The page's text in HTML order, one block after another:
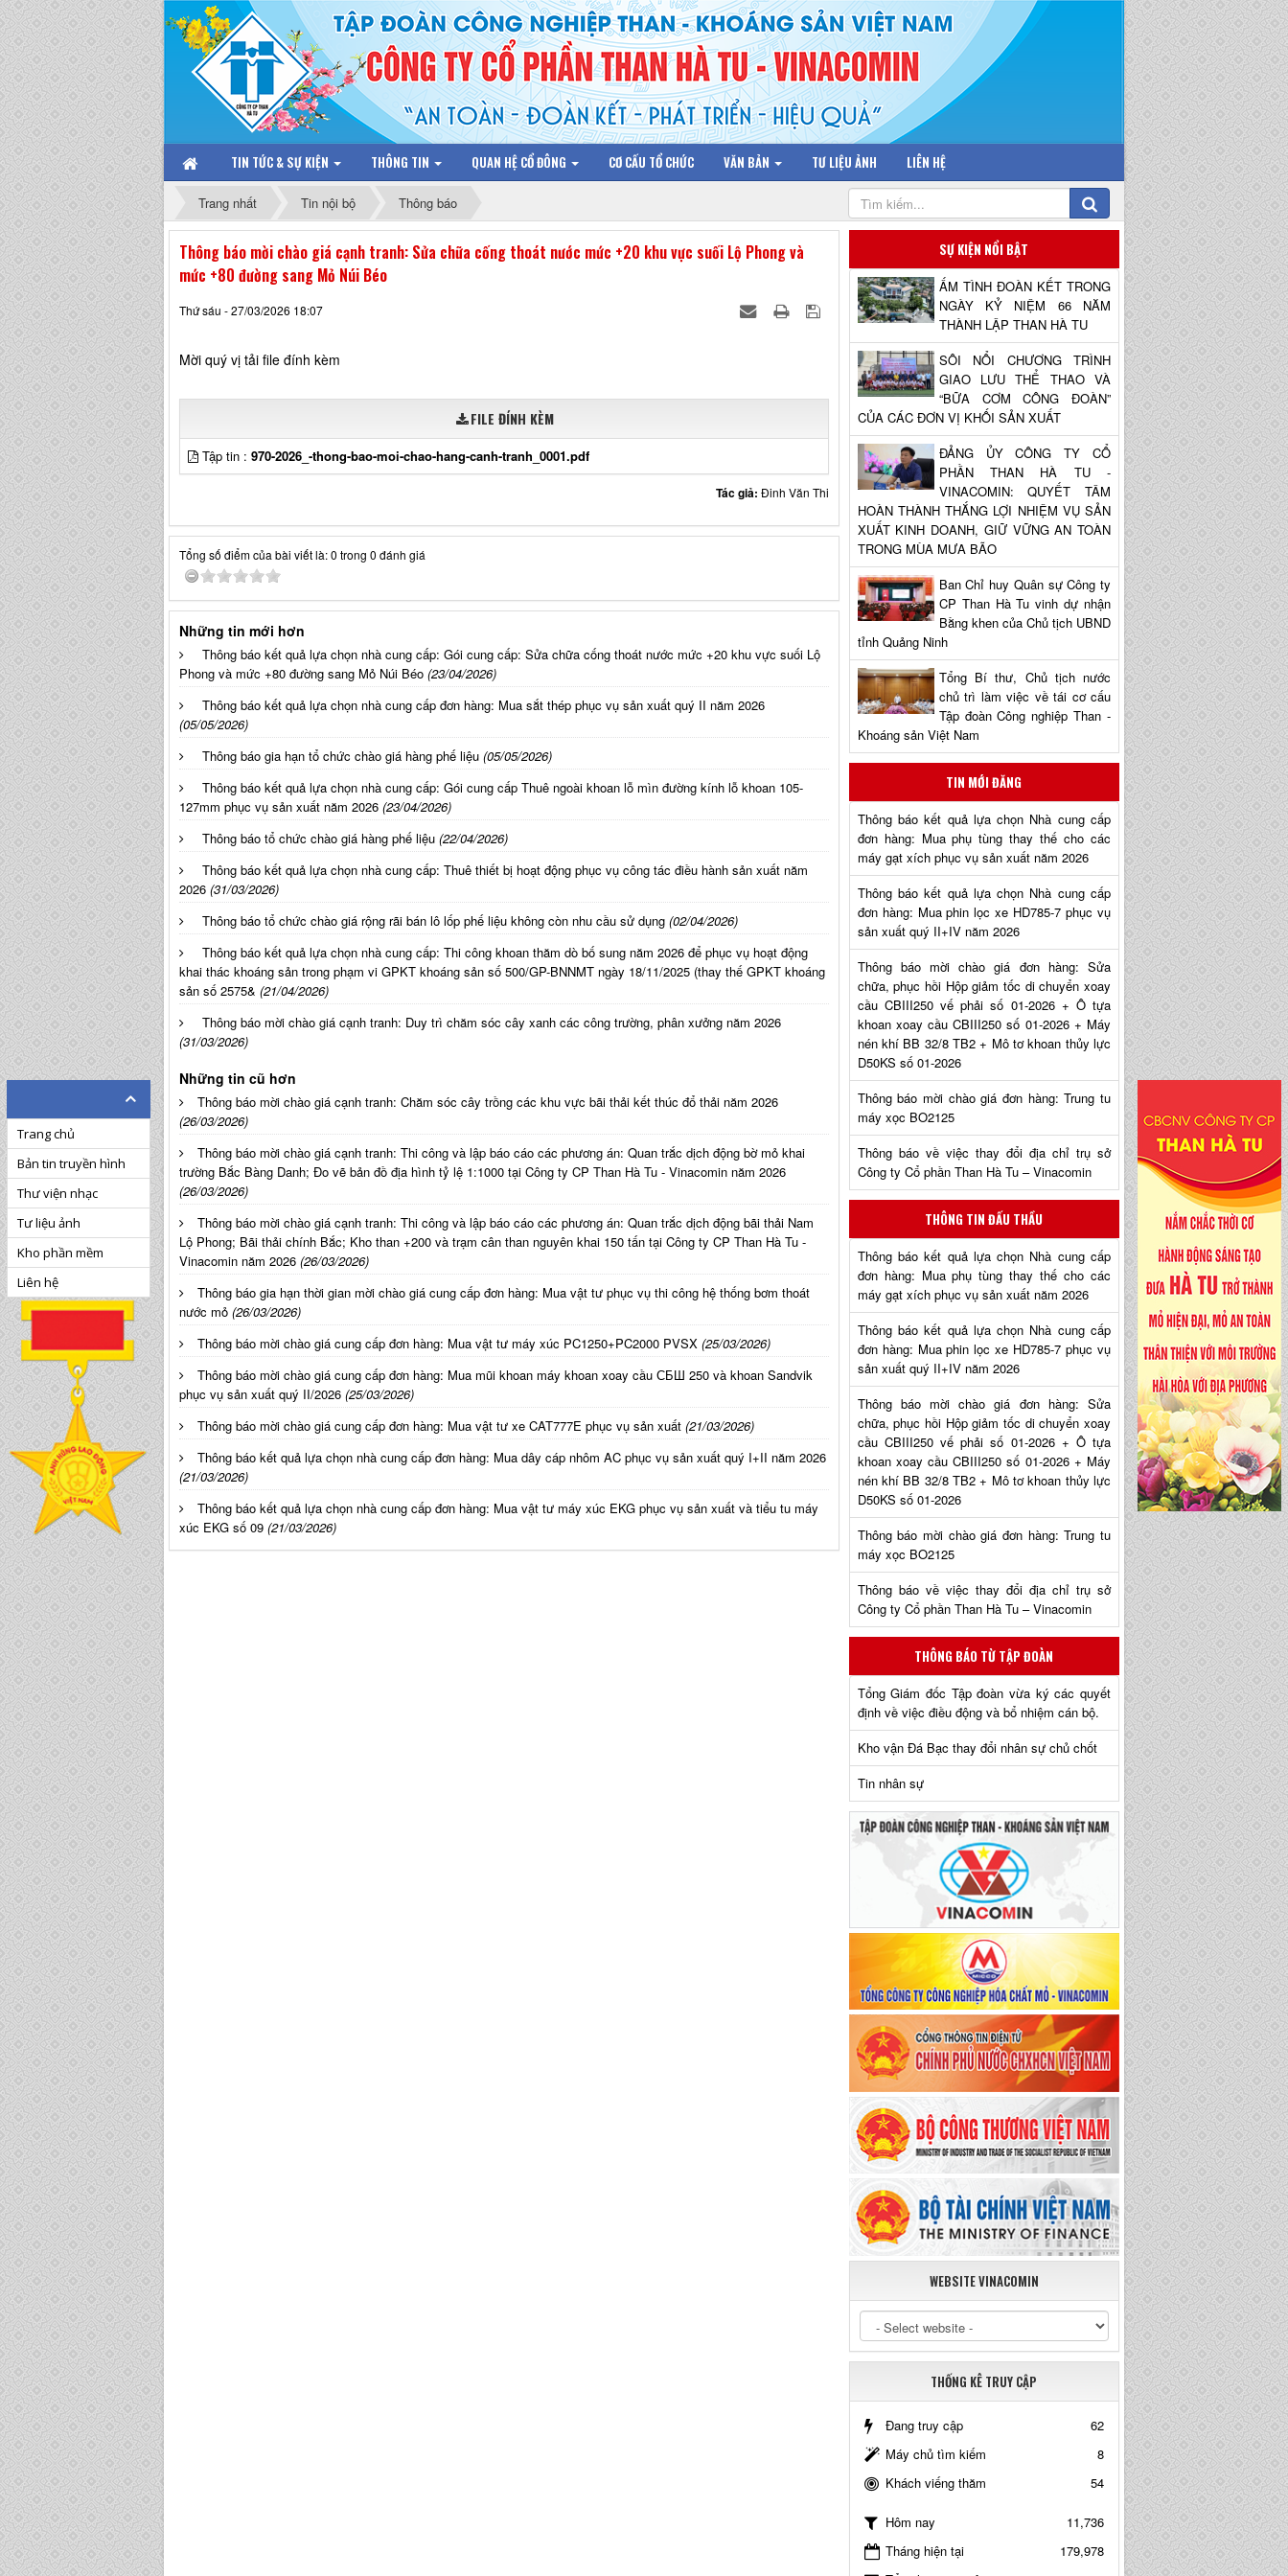
TIN TỨC & SỰ KIỆN THÔNG TIN QUAN HỆ CỔ ĐÔNG CƠ CẤU TỔ CHỨC VĂN BẢN TƯ LIỆU ẢNH LIÊN HỆ
Trang nhất Tin nội bộ Thông báo
Thông báo mời chào giá cạnh tranh: Sửa chữa cống thoát nước mức +20 khu vực suối Lộ Phong và
mức +80 đường sang Mỏ Núi Béo
Thứ sáu - 27/03/2026 18:07
Mời quý vị tải file đính kèm
FILE ĐÍNH KÈM
Tập tin : 970-2026_-thong-bao-moi-chao-hang-canh-tranh_0001.pdf
Tác giả: Đinh Văn Thi
Tổng số điểm của bài viết là: 0 trong 0 đánh giá
Những tin mới hơn
Thông báo kết quả lựa chọn nhà cung cấp: Gói cung cấp: Sửa chữa cống thoát nước mức +20 khu vực suối Lộ
Phong và mức +80 đường sang Mỏ Núi Béo (23/04/2026)
Thông báo kết quả lựa chọn nhà cung cấp đơn hàng: Mua sắt thép phục vụ sản xuất quý II năm 2026
(05/05/2026)
Thông báo gia hạn tổ chức chào giá hàng phế liệu (05/05/2026)
Thông báo kết quả lựa chọn nhà cung cấp: Gói cung cấp Thuê ngoài khoan lỗ mìn đường kính lỗ khoan 105-
127mm phục vụ sản xuất năm 2026 (23/04/2026)
Thông báo tổ chức chào giá hàng phế liệu (22/04/2026)
Thông báo kết quả lựa chọn nhà cung cấp: Thuê thiết bị hoạt động phục vụ công tác điều hành sản xuất năm
2026 (31/03/2026)
Thông báo tổ chức chào giá rộng rãi bán lô lốp phế liệu không còn nhu cầu sử dụng (02/04/2026)
Thông báo kết quả lựa chọn nhà cung cấp: Thi công khoan thăm dò bố sung năm 2026 để phục vụ hoạt động
khai thác khoáng sản trong phạm vi GPKT khoáng sản số 500/GP-BNNMT ngày 18/11/2025 (thay thế GPKT khoáng
sản số 2575& (21/04/2026)
Thông báo mời chào giá cạnh tranh: Duy trì chăm sóc cây xanh các công trường, phân xưởng năm 2026
(31/03/2026)
Những tin cũ hơn
Thông báo mời chào giá cạnh tranh: Chăm sóc cây trồng các khu vực bãi thải kết thúc đổ thải năm 2026
(26/03/2026)
Thông báo mời chào giá cạnh tranh: Thi công và lập báo cáo các phương án: Quan trắc dịch động bờ mỏ khai
trường Bắc Bàng Danh; Đo vẽ bản đồ địa hình tỷ lệ 1:1000 tại Công ty CP Than Hà Tu - Vinacomin năm 2026
(26/03/2026)
Thông báo mời chào giá cạnh tranh: Thi công và lập báo cáo các phương án: Quan trắc dịch động bãi thải Nam
Lộ Phong; Bãi thải chính Bắc; Kho than +200 và trạm cân than nguyên khai 150 tấn tại Công ty CP Than Hà Tu -
Vinacomin năm 2026 (26/03/2026)
Thông báo gia hạn thời gian mời chào giá cung cấp đơn hàng: Mua vật tư phục vụ thi công hệ thống bơm thoát
nước mỏ (26/03/2026)
Thông báo mời chào giá cung cấp đơn hàng: Mua vật tư máy xúc PC1250+PC2000 PVSX (25/03/2026)
Thông báo mời chào giá cung cấp đơn hàng: Mua mũi khoan máy khoan xoay cầu СБШ 250 và khoan Sandvik
phục vụ sản xuất quý II/2026 (25/03/2026)
Thông báo mời chào giá cung cấp đơn hàng: Mua vật tư xe CAT777E phục vụ sản xuất (21/03/2026)
Thông báo kết quả lựa chọn nhà cung cấp đơn hàng: Mua dây cáp nhôm AC phục vụ sản xuất quý I+II năm 2026
(21/03/2026)
Thông báo kết quả lựa chọn nhà cung cấp đơn hàng: Mua vật tư máy xúc EKG phục vụ sản xuất và tiểu tu máy
xúc EKG số 09 (21/03/2026)
SỰ KIỆN NỔI BẬT
ẤM TÌNH ĐOÀN KẾT TRONG
NGÀY KỶ NIỆM 66 NĂM
THÀNH LẬP THAN HÀ TU
SÔI NỔI CHƯƠNG TRÌNH
GIAO LƯU THỂ THAO VÀ
“BỮA CƠM CÔNG ĐOÀN”
CỦA CÁC ĐƠN VỊ KHỐI SẢN XUẤT
ĐẢNG ỦY CÔNG TY CỔ
PHẦN THAN HÀ TU -
VINACOMIN: QUYẾT TÂM
HOÀN THÀNH THẮNG LỢI NHIỆM VỤ SẢN
XUẤT KINH DOANH, GIỮ VỮNG AN TOÀN
TRONG MÙA MƯA BÃO
Ban Chỉ huy Quân sự Công ty
CP Than Hà Tu vinh dự nhận
Bằng khen của Chủ tịch UBND
tỉnh Quảng Ninh
Tổng Bí thư, Chủ tịch nước
chủ trì làm việc về tái cơ cấu
Tập đoàn Công nghiệp Than -
Khoáng sản Việt Nam
TIN MỚI ĐĂNG
Thông báo kết quả lựa chọn Nhà cung cấp
đơn hàng: Mua phụ tùng thay thế cho các
máy gạt xích phục vụ sản xuất năm 2026
Thông báo kết quả lựa chọn Nhà cung cấp
đơn hàng: Mua phin lọc xe HD785-7 phục vụ
sản xuất quý II+IV năm 2026
Thông báo mời chào giá đơn hàng: Sửa
chữa, phục hồi Hộp giảm tốc di chuyển xoay
cầu CBIII250 vế phải số 01-2026 + Ô tựa
khoan xoay cầu CBIII250 số 01-2026 + Máy
nén khí BB 32/8 TB2 + Mô tơ khoan thủy lực
D50KS số 01-2026
Thông báo mời chào giá đơn hàng: Trung tu
máy xọc BO2125
Thông báo về việc thay đổi địa chỉ trụ sở
Công ty Cổ phần Than Hà Tu – Vinacomin
THÔNG TIN ĐẤU THẦU
Thông báo kết quả lựa chọn Nhà cung cấp
đơn hàng: Mua phụ tùng thay thế cho các
máy gạt xích phục vụ sản xuất năm 2026
Thông báo kết quả lựa chọn Nhà cung cấp
đơn hàng: Mua phin lọc xe HD785-7 phục vụ
sản xuất quý II+IV năm 2026
Thông báo mời chào giá đơn hàng: Sửa
chữa, phục hồi Hộp giảm tốc di chuyển xoay
cầu CBIII250 vế phải số 01-2026 + Ô tựa
khoan xoay cầu CBIII250 số 01-2026 + Máy
nén khí BB 32/8 TB2 + Mô tơ khoan thủy lực
D50KS số 01-2026
Thông báo mời chào giá đơn hàng: Trung tu
máy xọc BO2125
Thông báo về việc thay đổi địa chỉ trụ sở
Công ty Cổ phần Than Hà Tu – Vinacomin
THÔNG BÁO TỪ TẬP ĐOÀN
Tổng Giám đốc Tập đoàn vừa ký các quyết
định về việc điều động và bổ nhiệm cán bộ.
Kho vận Đá Bạc thay đổi nhân sự chủ chốt
Tin nhân sự
WEBSITE VINACOMIN
THỐNG KÊ TRUY CẬP
Đang truy cập
62
Máy chủ tìm kiếm
8
Khách viếng thăm
54
Hôm nay
11,736
Tháng hiện tại
179,978
Trang chủ
Bản tin truyền hình
Thư viện nhạc
Tư liệu ảnh
Kho phần mềm
Liên hệ